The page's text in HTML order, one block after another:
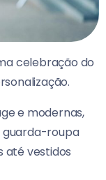
celebração do
e modernas,
guarda-roupa
até vestidos